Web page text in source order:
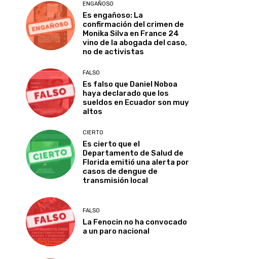
ENGAÑOSO
Es engañoso: La
confirmación del crimen de
Monika Silva en France 24
vino de la abogada del caso,
no de activistas
FALSO
Es falso que Daniel Noboa
haya declarado que los
sueldos en Ecuador son muy
altos
CIERTO
Es cierto que el
Departamento de Salud de
Florida emitió una alerta por
casos de dengue de
transmisión local
FALSO
La Fenocin no ha convocado
a un paro nacional